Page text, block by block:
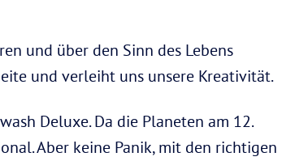
und über den Sinn des Lebens
und verleiht uns unsere Kreativität.
Deluxe. Da die Planeten am 12.
Aber keine Panik, mit den richtigen